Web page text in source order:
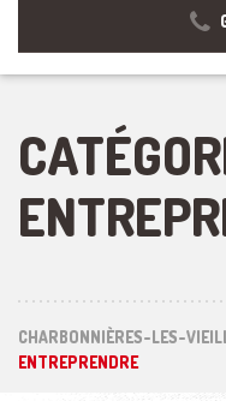
CHARBONNIÈRES-LES-
ENTREPRENDRE